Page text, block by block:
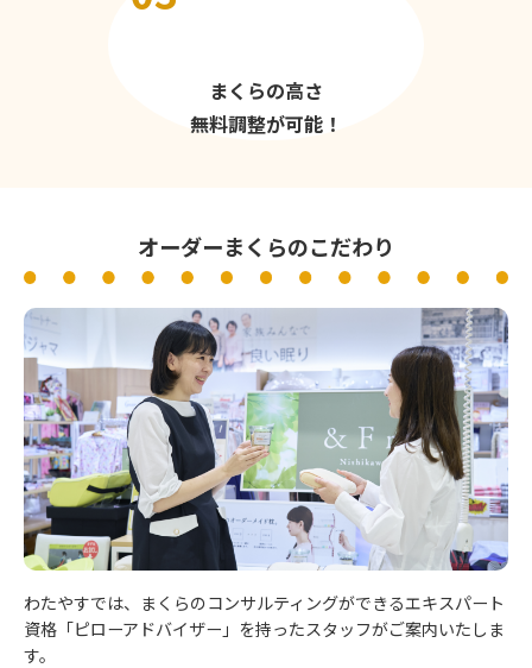
まくらの高さ
無料調整が可能！
オーダーまくらのこだわり
わたやすでは、まくらのコンサルティングができるエキスパート
資格「ピローアドバイザー」を持ったスタッフがご案内いたしま
す。